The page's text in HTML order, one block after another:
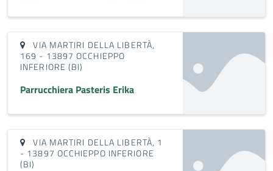
VIA MARTIRI DELLA LIBERTÀ,
169 - 13897 OCCHIEPPO
INFERIORE (BI)
Parrucchiera Pasteris Erika
VIA MARTIRI DELLA LIBERTÀ, 1
- 13897 OCCHIEPPO INFERIORE
(BI)